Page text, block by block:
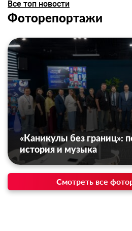
Все топ новости
Фоторепортажи
«Каникулы без границ»:
история и музыка
Смотреть все